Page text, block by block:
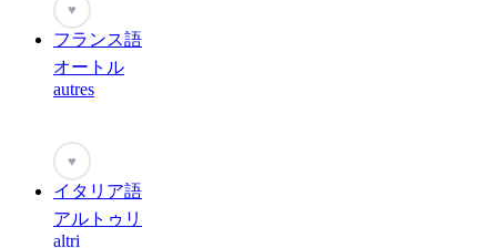
♥
フランス語
オートル
autres
♥
イタリア語
アルトゥリ
altri